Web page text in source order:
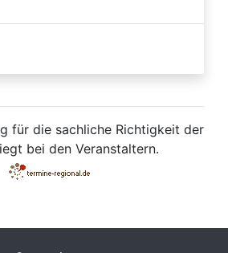
für die sachliche Richtigkeit der
bei den Veranstaltern.